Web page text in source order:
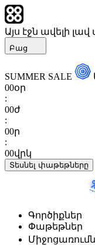
Այս էջն ավելի
Բաց
SUMMER SALE
00օր
:
00ժ
:
00ր
:
00վրկ
Տեսնել փաթեթները
Գործիքներ
Փաթեթներ